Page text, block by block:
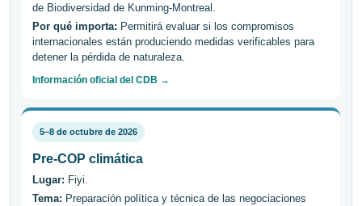
de Biodiversidad de Kunming-Montreal.
Por qué importa: Permitirá evaluar si los compromisos
internacionales están produciendo medidas verificables para
detener la pérdida de naturaleza.
Información oficial del CDB →
5–8 de octubre de 2026
Pre-COP climática
Lugar: Fiyi.
Tema: Preparación política y técnica de las negociaciones